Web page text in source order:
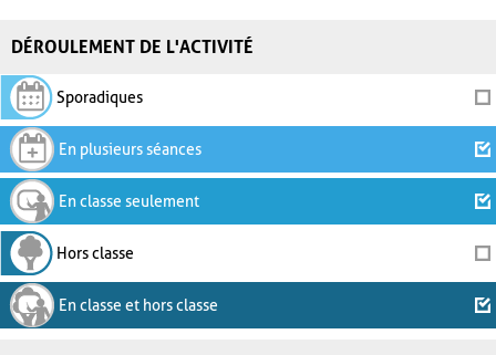
DÉROULEMENT DE L'ACTIVITÉ
Sporadiques
En plusieurs séances
En classe seulement
Hors classe
En classe et hors classe